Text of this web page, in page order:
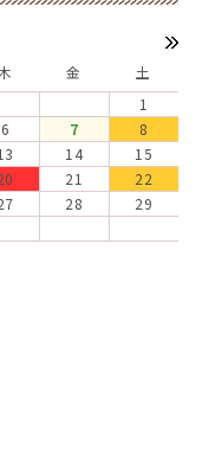
金
土
1
6 7
8
14
15
21
22
28
29